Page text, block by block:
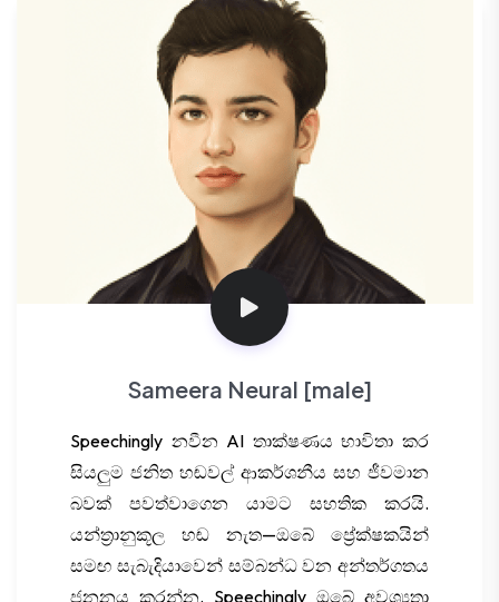
Sameera Neural [male]
Speechingly නවීන AI තාක්ෂණය භාවිතා කර
සියලුම ජනිත හඬවල් ආකර්ශනීය සහ ජීවමාන
බවක් පවත්වාගෙන යාමට සහතික කරයි.
යන්ත්‍රානුකූල හඬ නැත—ඔබේ ප්‍රේක්ෂකයින්
සමඟ සැබැදියාවෙන් සම්බන්ධ වන අන්තර්ගතය
ජනනය කරන්න. Speechingly ඔබේ අවශ්‍යතා